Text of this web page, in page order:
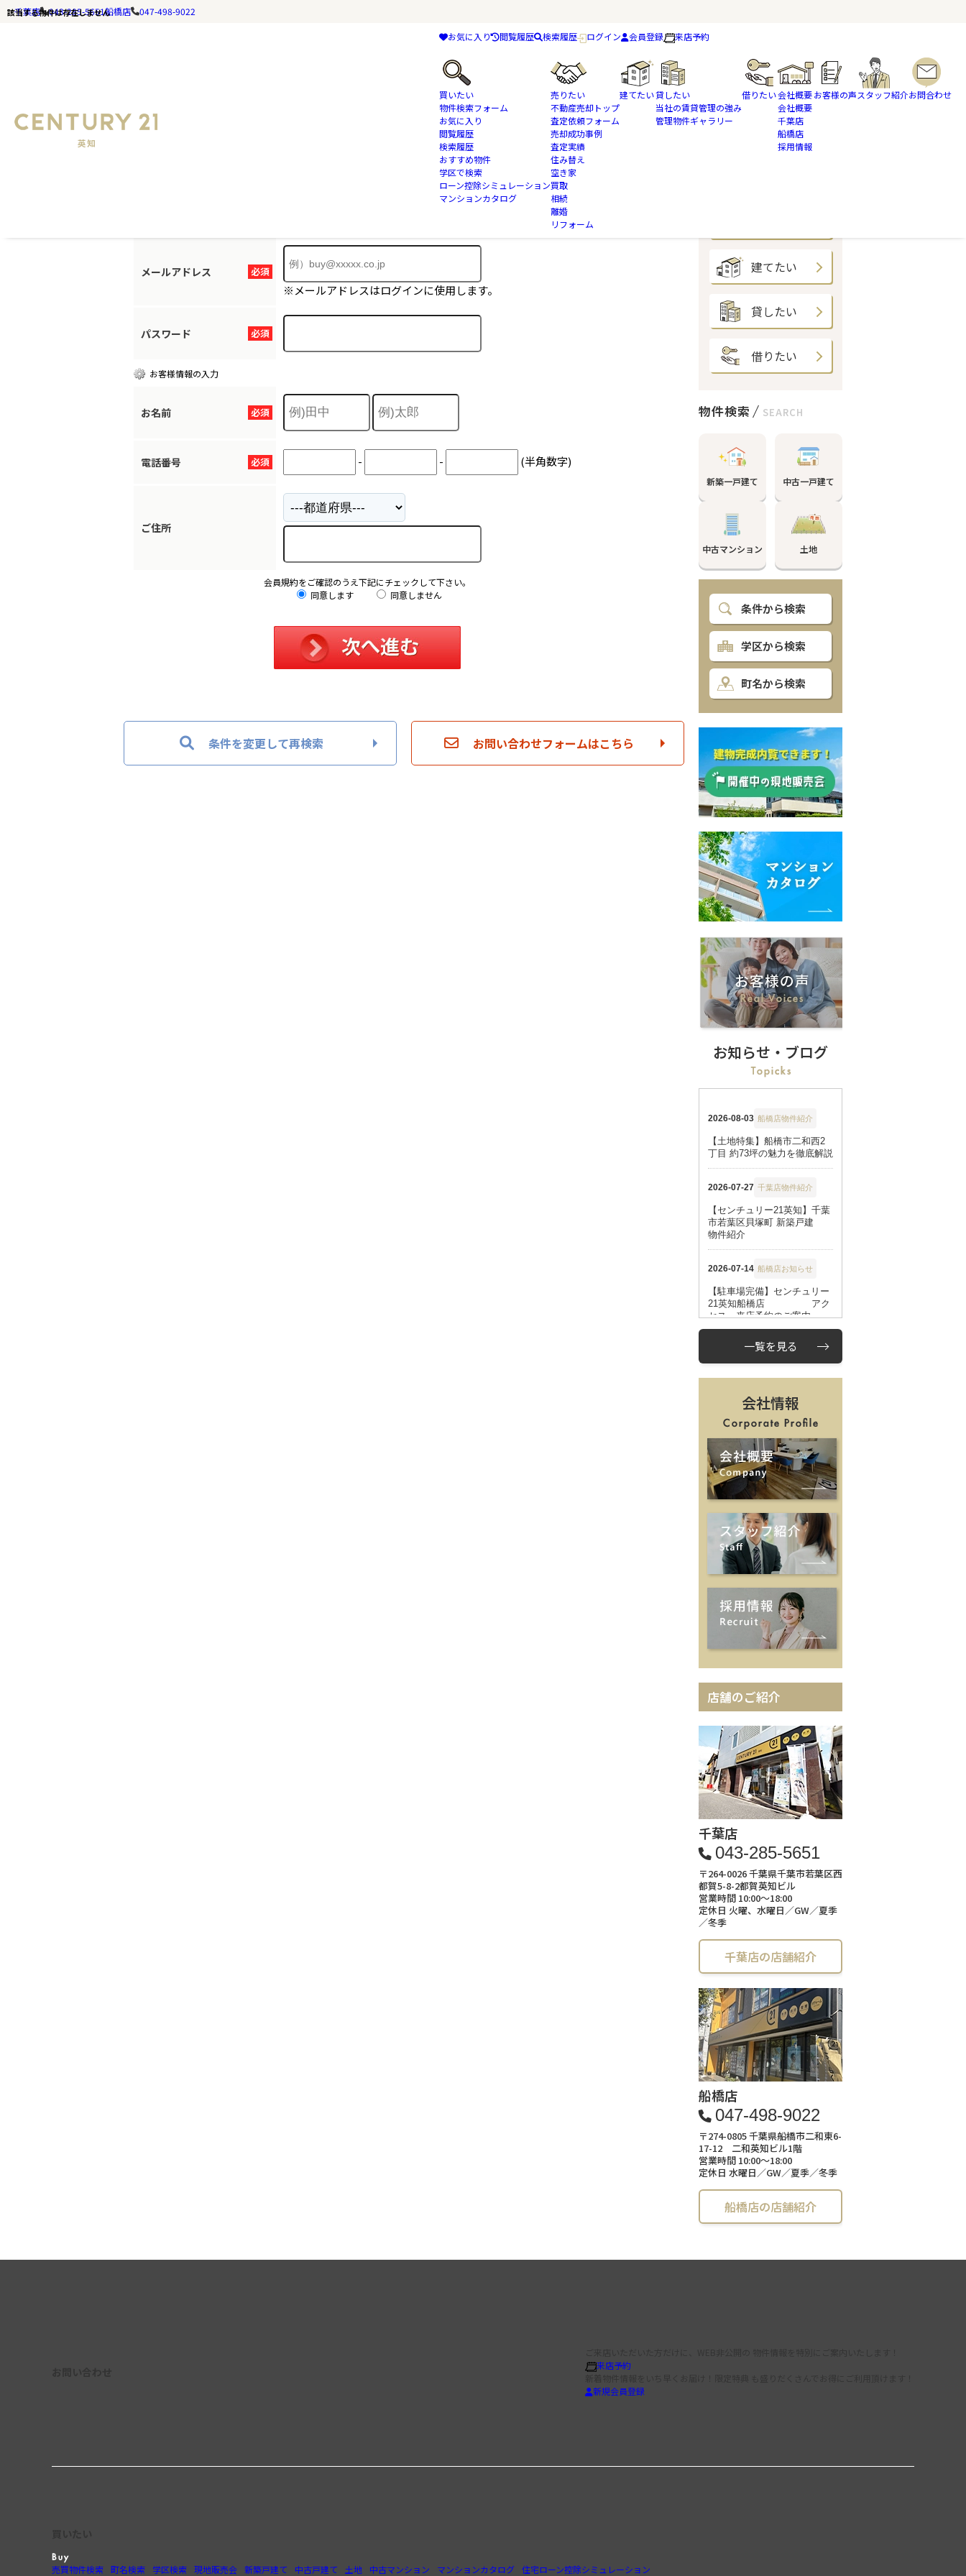
該当する物件は存在しません
千葉店 043-285-5651船橋店 047-498-9022
お気に入り 閲覧履歴 検索履歴 ログイン 会員登録 来店予約
買いたい
物件検索フォーム
お気に入り
閲覧履歴
検索履歴
おすすめ物件
学区で検索
ローン控除シミュレーション
マンションカタログ
売りたい
不動産売却トップ
査定依頼フォーム
売却成功事例
査定実績
住み替え
空き家
買取
相続
離婚
リフォーム
建てたい貸したい
当社の賃貸管理の強み
管理物件ギャラリー
借りたい会社概要
会社概要
千葉店
船橋店
採用情報
お客様の声スタッフ紹介お問合わせ
お探しの物件はご成約済みとなっております。
ホームページに掲載されていない物件も多数ございます。
お手数ですが、会員登録フォームよりお問合せ下さい。
必須
メールアドレス
※メールアドレスはログインに使用します。
必須
パスワード
お客様情報の入力
必須
お名前
必須
電話番号 - - (半角数字)
ご住所
会員規約をご確認のうえ下記にチェックして下さい。
同意します
同意しません
条件を変更して再検索 お問い合わせフォームはこちら
建てたい
貸したい
借りたい
物件検索 SEARCH
新築一戸建て 中古一戸建て
中古マンション 土地
条件から検索
学区から検索
町名から検索
お知らせ・ブログ
一覧を見る
会社情報
店舗のご紹介
千葉店
043-285-5651
〒264-0026 千葉県千葉市若葉区西
都賀5-8-2都賀英知ビル
営業時間 10:00～18:00
定休日 火曜、水曜日／GW／夏季
／冬季
千葉店の店舗紹介
船橋店
047-498-9022
〒274-0805 千葉県船橋市二和東6-
17-12 二和英知ビル1階
営業時間 10:00～18:00
定休日 水曜日／GW／夏季／冬季
船橋店の店舗紹介
来店予約
新規会員登録
売買物件検索 町名検索 学区検索 現地販売会 新築戸建て 中古戸建て 土地 中古マンション マンションカタログ 住宅ローン控除シミュレーション